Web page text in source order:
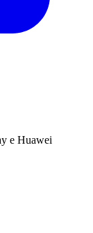
e Huawei